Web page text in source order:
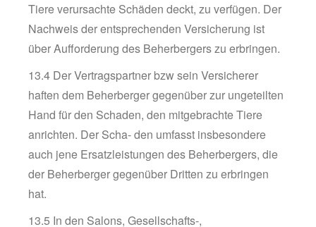
Tiere verursachte Schäden deckt, zu verfügen. Der
Nachweis der entsprechenden Versicherung ist
über Aufforderung des Beherbergers zu erbringen.
13.4 Der Vertragspartner bzw sein Versicherer
haften dem Beherberger gegenüber zur ungeteilten
Hand für den Schaden, den mitgebrachte Tiere
anrichten. Der Scha- den umfasst insbesondere
auch jene Ersatzleistungen des Beherbergers, die
der Beherberger gegenüber Dritten zu erbringen
hat.
13.5 In den Salons, Gesellschafts-,